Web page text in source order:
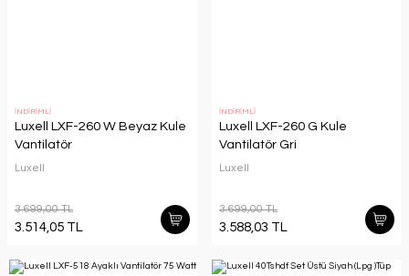
İNDİRİMLİ
Luxell LXF-260 W Beyaz Kule
Vantilatör
Luxell
3.699,00 TL
3.514,05 TL
İNDİRİMLİ
Luxell LXF-260 G Kule
Vantilatör Gri
Luxell
3.699,00 TL
3.588,03 TL